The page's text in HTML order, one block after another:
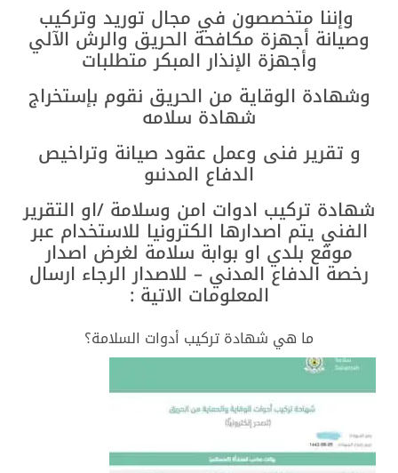
وإننا متخصصون في مجال توريد وتركيب
وصيانة أجهزة مكافحة الحريق والرش الآلي
وأجهزة الإنذار المبكر متطلبات
وشهادة الوقاية من الحريق نقوم بإستخراج
شهادة سلامه
و تقرير فنى وعمل عقود صيانة وتراخيص
الدفاع المدنىو
شهادة تركيب ادوات امن وسلامة /او التقرير
الفني يتم اصدارها الكترونيا للاستخدام عبر
موقع بلدي او بوابة سلامة لغرض اصدار
رخصة الدفاع المدني – للاصدار الرجاء ارسال
المعلومات الاتية :
ما هي شهادة تركيب أدوات السلامة؟